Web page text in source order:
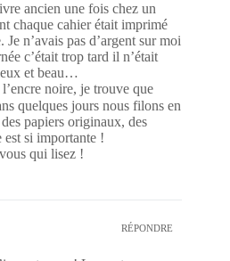
ancien une fois chez un
chaque cahier était imprimé
n’avais pas d’argent sur moi
c’était trop tard il n’était
et beau…
noire, je trouve que
quelques jours nous filons en
papiers originaux, des
si importante !
qui lisez !
RÉPONDRE